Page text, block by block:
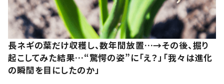
長ネギの葉だけ収穫し、数年間放置…→その後、掘り
起こしてみた結果…“驚愕の姿”に「え？」「我々は進化
の瞬間を目にしたのか」